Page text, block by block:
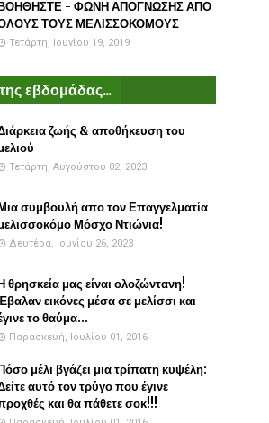
- ΦΩΝΗ ΑΠΟΓΝΩΣΗΣ ΑΠΟ
ΤΟΥΣ ΜΕΛΙΣΣΟΚΟΜΟΥΣ
Τετάρτη, Ιουνίου 19, 2019
εβδομάδας...
ζωής & αποθήκευση του
Τετάρτη, Αυγούστου 02, 2023
συμβουλή απο τον Επαγγελματία
Μόσχο Ντιώνια!
Δευτέρα, Ιουνίου 26, 2023
θρησκεία μας είναι ολοζώντανη!
εικόνες μέσα σε μελίσσι και
το θαύμα...
Παρασκευή, Ιουλίου 01, 2016
μέλι βγάζει μια τρίπατη κυψέλη:
αυτό τον τρύγο που έγινε
και θα πάθετε σοκ!!!